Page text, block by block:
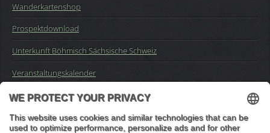
Wanderkartenshop
Prospektdownload
Unterkunft Böhmisch Sächsische Schweiz
Veranstaltungskalender